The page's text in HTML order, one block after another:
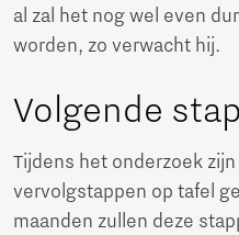
al zal het nog wel even
worden, zo verwacht hij.
Volgende
Tijdens het onderzoek
vervolgstappen op tafel
maanden zullen deze